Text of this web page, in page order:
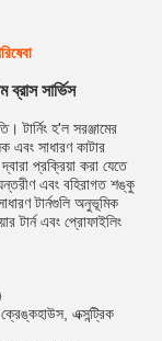
ব্রাস সার্ভিস
টার্নিং হ'ল সরঞ্জামের
এবং সাধারণ কাটার
প্রক্রিয়া করা যেতে
এবং বহিরাগত শঙ্কু
টার্নগুলি অনুভূমিক
টার্ন এবং প্রোফাইলিং
এক্সন্ট্রিক